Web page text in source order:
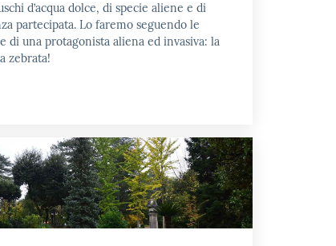
d’acqua dolce, di specie aliene e di
partecipata. Lo faremo seguendo le
di una protagonista aliena ed invasiva: la
zebrata!